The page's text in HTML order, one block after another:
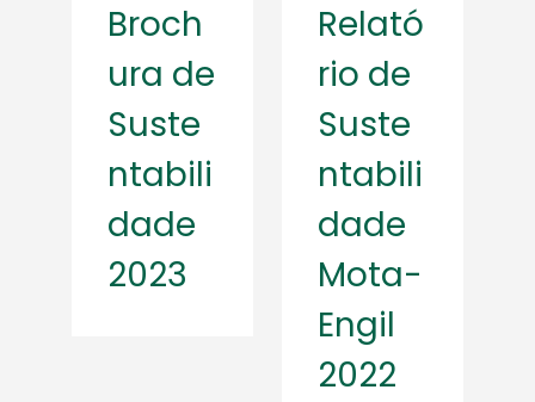
Broch
ura de
Suste
ntabili
dade
2023
Relató
rio de
Suste
ntabili
dade
Mota-
Engil
2022